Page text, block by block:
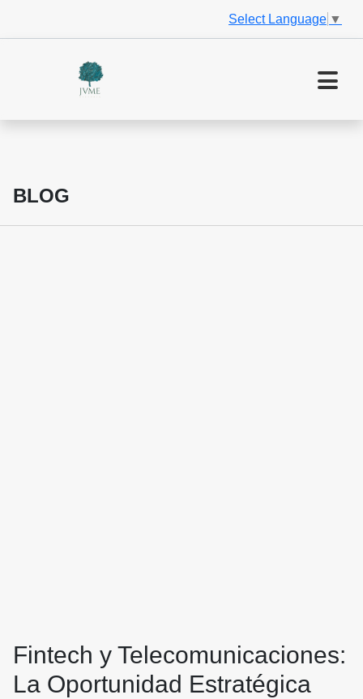
Select Language ▼
BLOG
Fintech y Telecomunicaciones:
La Oportunidad Estratégica